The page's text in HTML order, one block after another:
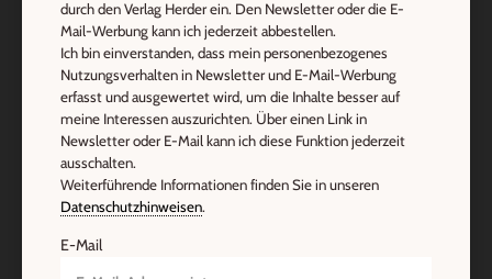
durch den Verlag Herder ein. Den Newsletter oder die E-
Mail-Werbung kann ich jederzeit abbestellen.
Ich bin einverstanden, dass mein personenbezogenes
Nutzungsverhalten in Newsletter und E-Mail-Werbung
erfasst und ausgewertet wird, um die Inhalte besser auf
meine Interessen auszurichten. Über einen Link in
Newsletter oder E-Mail kann ich diese Funktion jederzeit
ausschalten.
Weiterführende Informationen finden Sie in unseren
Datenschutzhinweisen.
E-Mail